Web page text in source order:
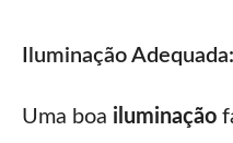
Iluminação
Uma boa iluminação